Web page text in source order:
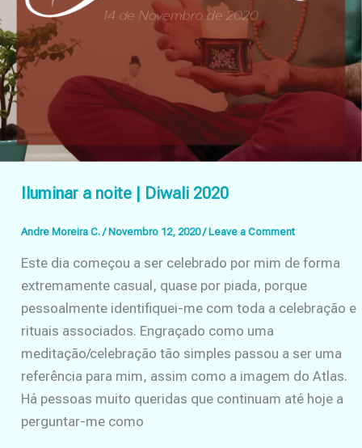
Iluminar a noite | Diwali 2020
Andre Moreira C. /Novembro 12, 2020/Leave a Comment
Este dia começou a ser celebrado por mim de forma
extremamente casual, quase por piada, porque
pessoalmente identifiquei-me com toda a celebração e
rituais associados. Engraçado como uma
meditação/celebração tão simples passou a ser uma
referência para mim, assim como a imagem do Atlas.
Há pessoas muito queridas que continuam até hoje a
perguntar-me como